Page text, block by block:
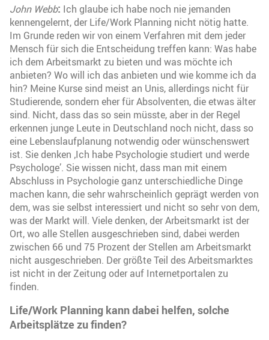
John Webb: Ich glaube ich habe noch nie jemanden
kennengelernt, der Life/Work Planning nicht nötig hatte.
Im Grunde reden wir von einem Verfahren mit dem jeder
Mensch für sich die Entscheidung treffen kann: Was habe
ich dem Arbeitsmarkt zu bieten und was möchte ich
anbieten? Wo will ich das anbieten und wie komme ich da
hin? Meine Kurse sind meist an Unis, allerdings nicht für
Studierende, sondern eher für Absolventen, die etwas älter
sind. Nicht, dass das so sein müsste, aber in der Regel
erkennen junge Leute in Deutschland noch nicht, dass so
eine Lebenslaufplanung notwendig oder wünschenswert
ist. Sie denken ‚Ich habe Psychologie studiert und werde
Psychologe’. Sie wissen nicht, dass man mit einem
Abschluss in Psychologie ganz unterschiedliche Dinge
machen kann, die sehr wahrscheinlich geprägt werden von
dem, was sie selbst interessiert und nicht so sehr von dem,
was der Markt will. Viele denken, der Arbeitsmarkt ist der
Ort, wo alle Stellen ausgeschrieben sind, dabei werden
zwischen 66 und 75 Prozent der Stellen am Arbeitsmarkt
nicht ausgeschrieben. Der größte Teil des Arbeitsmarktes
ist nicht in der Zeitung oder auf Internetportalen zu
finden.
Life/Work Planning kann dabei helfen, solche
Arbeitsplätze zu finden?